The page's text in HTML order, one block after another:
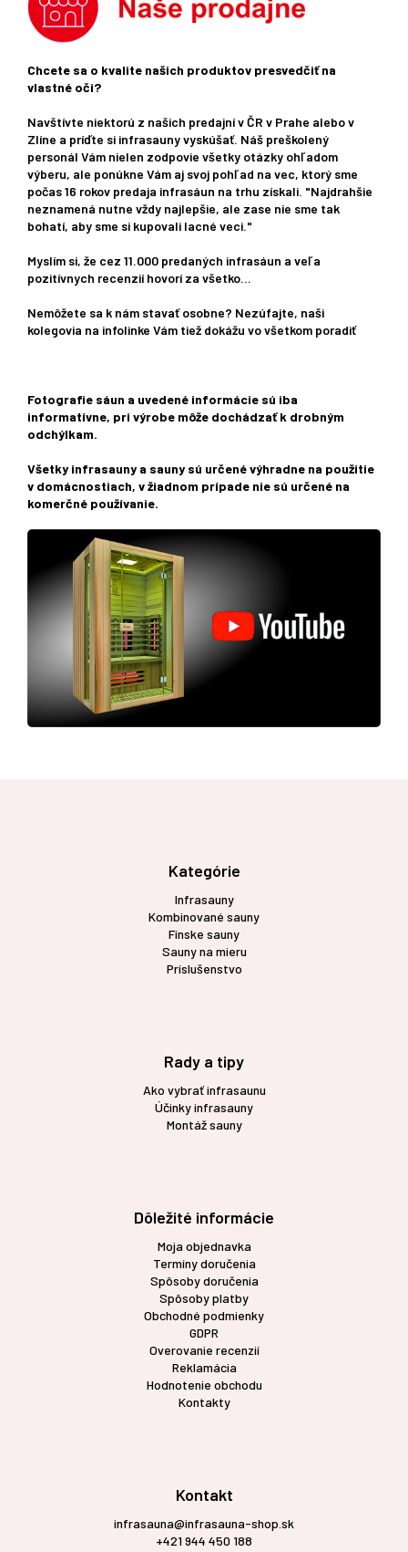
Chcete sa o kvalite našich produktov presvedčiť na
vlastné oči?
Navštívte niektorú z našich predajní v ČR v Prahe alebo v
Zlíne a príďte si infrasauny vyskúšať. Náš preškolený
personál Vám nielen zodpovie všetky otázky ohľadom
výberu, ale ponúkne Vám aj svoj pohľad na vec, ktorý sme
počas 16 rokov predaja infrasáun na trhu získali. "Najdrahšie
neznamená nutne vždy najlepšie, ale zase nie sme tak
bohatí, aby sme si kupovali lacné veci."
Myslím si, že cez 11.000 predaných infrasáun a veľa
pozitívnych recenzií hovorí za všetko...
Nemôžete sa k nám stavať osobne? Nezúfajte, naši
kolegovia na infolinke Vám tiež dokážu vo všetkom poradiť
Fotografie sáun a uvedené informácie sú iba
informatívne, pri výrobe môže dochádzať k drobným
odchýlkam.
Všetky infrasauny a sauny sú určené výhradne na použitie
v domácnostiach, v žiadnom prípade nie sú určené na
komerčné používanie.
Kategórie
Infrasauny
Kombinované sauny
Fínske sauny
Sauny na mieru
Príslušenstvo
Rady a tipy
Ako vybrať infrasaunu
Účinky infrasauny
Montáž sauny
Dôležité informácie
Moja objednavka
Termíny doručenia
Spôsoby doručenia
Spôsoby platby
Obchodné podmienky
GDPR
Overovanie recenzií
Reklamácia
Hodnotenie obchodu
Kontakty
Kontakt
infrasauna@infrasauna-shop.sk
+421 944 450 188